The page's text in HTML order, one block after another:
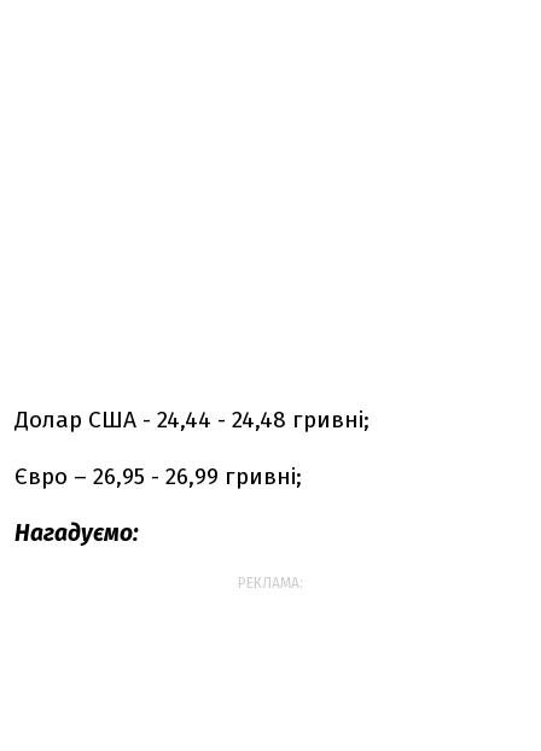
Долар США - 24,44 - 24,48 гривні;
Євро – 26,95 - 26,99 гривні;
Нагадуємо:
РЕКЛАМА: